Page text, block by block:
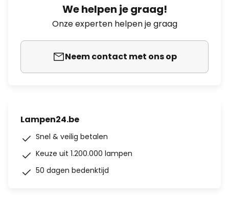
We helpen je graag!
Onze experten helpen je graag
Neem contact met ons op
Lampen24.be
Snel & veilig betalen
Keuze uit 1.200.000 lampen
50 dagen bedenktijd